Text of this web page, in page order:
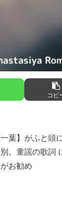
コピ
葉】がふと頭
。童謡の歌詞
お勧め